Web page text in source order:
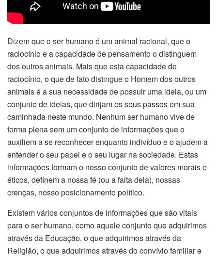
Dizem que o ser humano é um animal racional, que o
raciocínio e a capacidade de pensamento o distinguem
dos outros animais. Mais que esta capacidade de
raciocínio, o que de fato distingue o Homem dos outros
animais é a sua necessidade de possuir uma ideia, ou um
conjunto de ideias, que dirijam os seus passos em sua
caminhada neste mundo. Nenhum ser humano vive de
forma plena sem um conjunto de informações que o
auxiliem a se reconhecer enquanto indivíduo e o ajudem a
entender o seu papel e o seu lugar na sociedade. Estas
informações formam o nosso conjunto de valores morais e
éticos, definem a nossa fé (ou a falta dela), nossas
crenças, nosso posicionamento político.
Existem vários conjuntos de informações que são vitais
para o ser humano, como aquele conjunto que adquirimos
através da Educação, o que adquirimos através da
Religião, o que adquirimos através do convívio familiar e